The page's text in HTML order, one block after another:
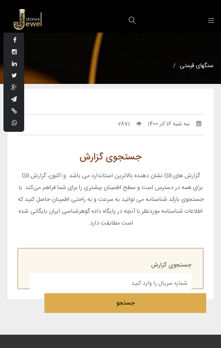
سنگهای قیمتی
سه شنبه 16 آذر 1400 2871
جستجوی گزارش
گزارش های GII نشان دهنده بالاترین استاندارد می باشد. و اکنون، گزارش GII
برای همه در دسترس است و سطح اطمینان بیشتری را برای شما فراهم می‌کند. با
جستجوی بارکد شناسنامه می توانید به سرعت و به راحتی اطمینان حاصل کنید که
اطلاعات شناسنامه موردنظر با آنچه در پایگاه داده گوهرشناسی ایران بایگانی شده
است مطابقت دارد.
جستجوی گزارش
جستجو